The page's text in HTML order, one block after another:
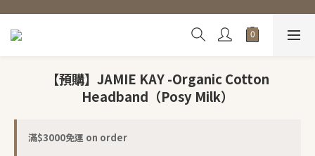
【預購】JAMIE KAY -Organic Cotton
Headband（Posy Milk）
滿$3000免運 on order